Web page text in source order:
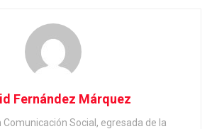
Fernández Márquez
Comunicación Social, egresada de la